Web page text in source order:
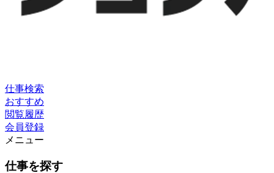
仕事検索
おすすめ
閲覧履歴
会員登録
メニュー
仕事を探す